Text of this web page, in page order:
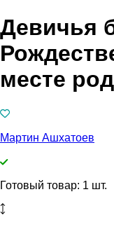
Девичья
месте
Мартин Ашхатоев
Готовый товар: 1 шт.